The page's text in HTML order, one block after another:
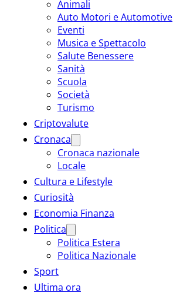
Animali
Auto Motori e Automotive
Eventi
Musica e Spettacolo
Salute Benessere
Sanità
Scuola
Società
Turismo
Criptovalute
Cronaca
Cronaca nazionale
Locale
Cultura e Lifestyle
Curiosità
Economia Finanza
Politica
Politica Estera
Politica Nazionale
Sport
Ultima ora